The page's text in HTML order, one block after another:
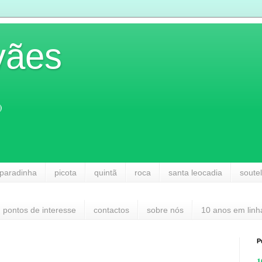
picota quintã roca santa leocadia
pontos de interesse contactos sobre nós 10 anos em